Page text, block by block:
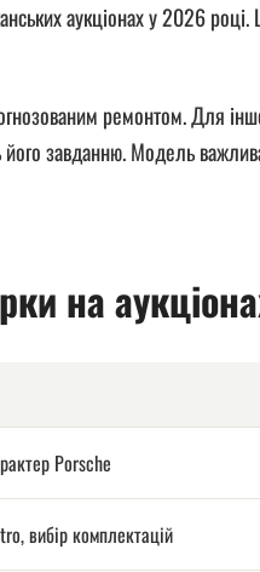
аукціонах у 2026
ремонтом. Для
завданню. Модель
на
Porsche
вибір комплектацій